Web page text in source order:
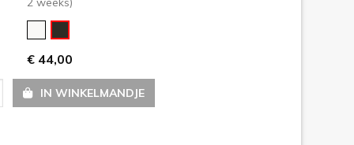
€ 44,00
IN WINKELMANDJE